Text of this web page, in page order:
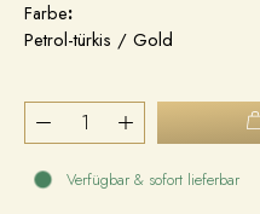
Farbe:
Petrol-türkis / Gold
Verfügbar & sofort lieferbar